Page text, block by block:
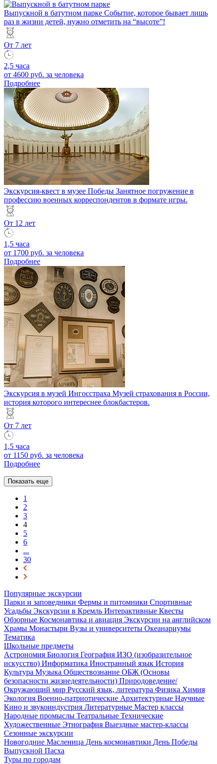
Выпускной в батутном парке Событие, которое бывает лишь
раз в жизни детей, нужно отметить на “высоте”!
От 7 лет
2,5 часа
от 4600 руб. за человека
Подробнее
Экскурсия-квест в музее Победы Занятное погружение в
профессию военных корреспондентов в формате игры.
От 12 лет
1,5 часа
от 1700 руб. за человека
Подробнее
Экскурсия в музей Ингосстраха Музей страхования в России,
история которого интереснее блокбастеров.
От 7 лет
1,5 часа
от 1150 руб. за человека
Подробнее
Показать еще
1
2
3
4
5
6
...
30
Популярные экскурсии
Парки и заповедники Фермы и питомники Спортивные
Усадьбы Экскурсии в Кремль Интерактивные Квесты
Обзорные Космонавтика и авиация Экскурсии на английском
Храмы Монастыри Вузы и университеты Океанариумы
Тематика
Школьные предметы
Астрономия Биология География ИЗО (изобразительное
искусство) Информатика Иностранный язык История
Культура Музыка Обществознание ОБЖ (Основы
безопасности жизнедеятельности) Природоведение/
Окружающий мир Русский язык, литература Физика Химия
Экология Военно-патриотические Архитектурные Научные
Кино и звукоиндустрия Литературные Мастер классы
Народные промыслы Театральные Технические
Художественные Этнография Выездные мастер-классы
Сезонные экскурсии
Новогодние Масленица День космонавтики День Победы
Выпускной Пасха
Туры по городам